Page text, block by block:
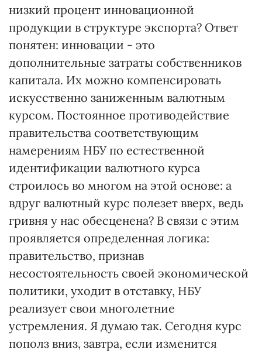
низкий процент инновационной
продукции в структуре экспорта? Ответ
понятен: инновации - это
дополнительные затраты собственников
капитала. Их можно компенсировать
искусственно заниженным валютным
курсом. Постоянное противодействие
правительства соответствующим
намерениям НБУ по естественной
идентификации валютного курса
строилось во многом на этой основе: а
вдруг валютный курс полезет вверх, ведь
гривня у нас обесценена? В связи с этим
проявляется определенная логика:
правительство, признав
несостоятельность своей экономической
политики, уходит в отставку, НБУ
реализует свои многолетние
устремления. Я думаю так. Сегодня курс
пополз вниз, завтра, если изменится